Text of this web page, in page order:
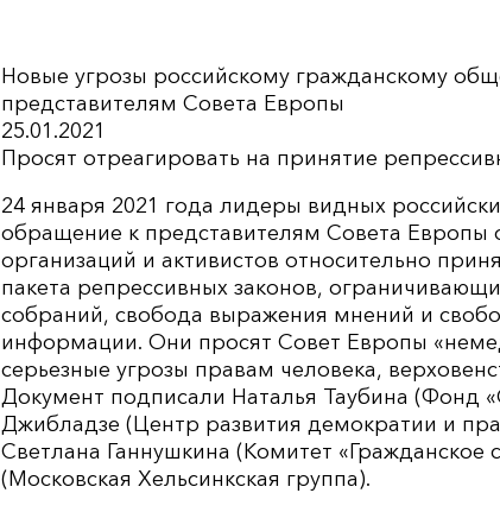
Новые угрозы российскому гражданскому
представителям Совета Европы
25.01.2021
Просят отреагировать на принятие
24 января 2021 года лидеры видных
обращение к представителям Совета Европы
организаций и активистов относительно
пакета репрессивных законов,
собраний, свобода выражения мнений и
информации. Они просят Совет Европы
серьезные угрозы правам человека,
Документ подписали Наталья Таубина (Фонд
Джибладзе (Центр развития демократии и
Светлана Ганнушкина (Комитет «Гражданское
(Московская Хельсинкская группа).